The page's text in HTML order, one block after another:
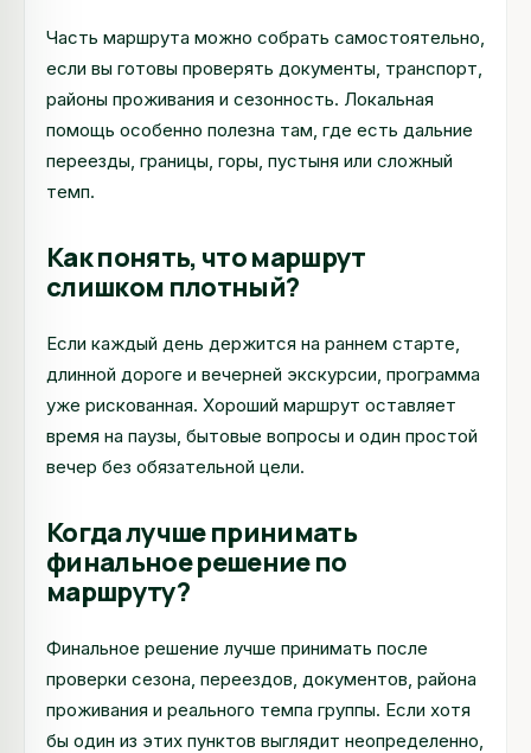
Часть маршрута можно собрать самостоятельно,
если вы готовы проверять документы, транспорт,
районы проживания и сезонность. Локальная
помощь особенно полезна там, где есть дальние
переезды, границы, горы, пустыня или сложный
темп.
Как понять, что маршрут
слишком плотный?
Если каждый день держится на раннем старте,
длинной дороге и вечерней экскурсии, программа
уже рискованная. Хороший маршрут оставляет
время на паузы, бытовые вопросы и один простой
вечер без обязательной цели.
Когда лучше принимать
финальное решение по
маршруту?
Финальное решение лучше принимать после
проверки сезона, переездов, документов, района
проживания и реального темпа группы. Если хотя
бы один из этих пунктов выглядит неопределенно,